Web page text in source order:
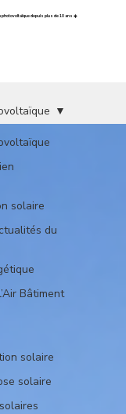
depuis plus de 10 ans ☀️
solaire
du
Bâtiment
solaire
solaire